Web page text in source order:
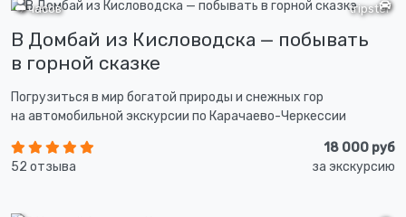
tripster
9 часов
В Домбай из Кисловодска — побывать
в горной сказке
Погрузиться в мир богатой природы и снежных гор
на автомобильной экскурсии по Карачаево-Черкессии
52 отзыва
18 000 руб
за экскурсию